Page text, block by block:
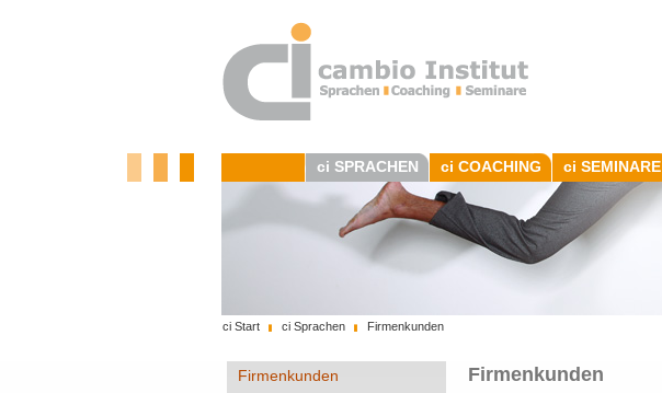
Firmenkunden Firmenkunden
ci SPRACHEN ci COACHING ci SEMINARE
ci Start
ci Sprachen Firmenkunden